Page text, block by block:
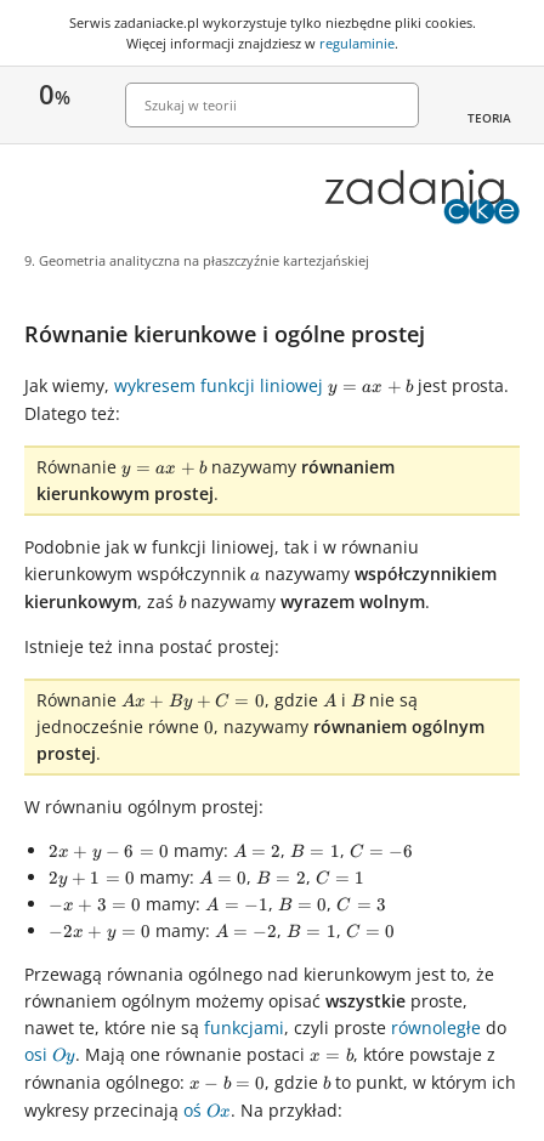
Serwis zadaniacke.pl wykorzystuje tylko niezbędne pliki cookies.
Więcej informacji znajdziesz w regulaminie.
0%
TEORIA
9. Geometria analityczna na płaszczyźnie kartezjańskiej
Równanie kierunkowe i ogólne prostej
Jak wiemy, wykresem funkcji liniowej y
+
y = ax + bjest prosta.
Dlatego też:
Równanie y
=
ax
b
y = ax + bnazywamy równaniem
kierunkowym prostej.
Podobnie jak w funkcji liniowej, tak i w równaniu
kierunkowym współczynnik a
a nazywamy współczynnikiem
kierunkowym, zaś b
bnazywamy wyrazem wolnym.
Istnieje też inna postać prostej:
Równanie Ax
+
=
Ax + By + C = 0, gdzie A
Ai B
Bnie są
jednocześnie równe 0
0, nazywamy równaniem ogólnym
prostej.
W równaniu ogólnym prostej:
2x
+
6
0
2x + y − 6 = 0 mamy: A
=
A = 2,B
=
1
B = 1, C
=
-6
C = −6
2y
0
2y + 1 = 0 mamy: A
=
A = 0,B
=
B = 2, C
=
C = 1
-
3
=
−x + 3 = 0 mamy:A
=
A = −1, B
=
B = 0,C
=
C = 3
-2x
y
=
0
−2x + y = 0 mamy: A
-2
A = −2,B
1
B = 1, C
0
C = 0
Przewagą równania ogólnego nad kierunkowym jest to, że
równaniem ogólnym możemy opisać wszystkie proste,
nawet te, które nie są funkcjami, czyli proste równoległe do
osi Oy
Oy. Mają one równanie postaci x
=
b
x = b, które powstaje z
równania ogólnego: x
-
x − b = 0, gdzieb
bto punkt, w którym ich
wykresy przecinają oś Ox
Ox. Na przykład: